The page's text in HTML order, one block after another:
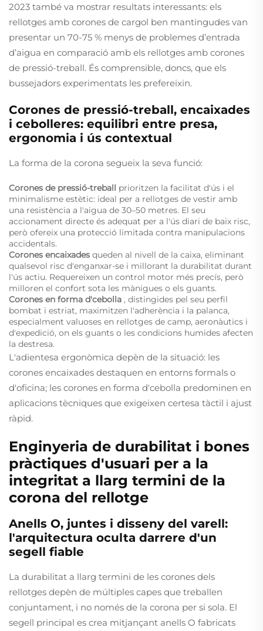
2023 també va mostrar resultats interessants: els
rellotges amb corones de cargol ben mantingudes van
presentar un 70-75 % menys de problemes d’entrada
d’aigua en comparació amb els rellotges amb corones
de pressió-treball. És comprensible, doncs, que els
bussejadors experimentats les prefereixin.
Corones de pressió-treball, encaixades
i cebolleres: equilibri entre presa,
ergonomia i ús contextual
La forma de la corona segueix la seva funció:
Corones de pressió-treball prioritzen la facilitat d'ús i el
minimalisme estètic: ideal per a rellotges de vestir amb
una resistència a l'aigua de 30–50 metres. El seu
accionament directe és adequat per a l'ús diari de baix risc,
però ofereix una protecció limitada contra manipulacions
accidentals.
Corones encaixades queden al nivell de la caixa, eliminant
qualsevol risc d'enganxar-se i millorant la durabilitat durant
l'ús actiu. Requereixen un control motor més precís, però
milloren el confort sota les mànigues o els guants.
Corones en forma d'cebolla , distingides pel seu perfil
bombat i estriat, maximitzen l'adherència i la palanca,
especialment valuoses en rellotges de camp, aeronàutics i
d'expedició, on els guants o les condicions humides afecten
la destresa.
L'adientesa ergonòmica depèn de la situació: les
corones encaixades destaquen en entorns formals o
d'oficina; les corones en forma d'cebolla predominen en
aplicacions tècniques que exigeixen certesa tàctil i ajust
ràpid.
Enginyeria de durabilitat i bones
pràctiques d'usuari per a la
integritat a llarg termini de la
corona del rellotge
Anells O, juntes i disseny del varell:
l'arquitectura oculta darrere d'un
segell fiable
La durabilitat a llarg termini de les corones dels
rellotges depèn de múltiples capes que treballen
conjuntament, i no només de la corona per si sola. El
segell principal es crea mitjançant anells O fabricats